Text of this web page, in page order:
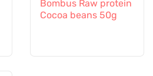
Bombus Raw protein
Cocoa beans 50g